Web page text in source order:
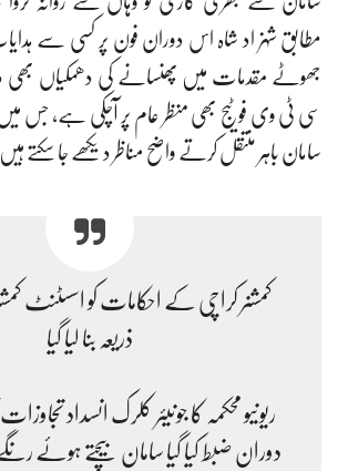
مطابق شہزاد شاہ اس دوران فون پر کسی سے ہدایات
جھوٹے مقدمات میں پھنسانے کی دھمکیاں بھی
سی ٹی وی فوٹیج بھی منظر عام پر آچکی ہے، جس
سامان باہر منتقل کرتے واضح مناظر دیکھے جا سکتے
کمشنر کراچی کے احکامات کو اسسٹنٹ
ذریعہ بنا لیا گیا
ریونیو محکمہ کا جونیئر کلرک انسداد
دوران ضبط کیا گیا سامان بیچتے ہوئے رنگے